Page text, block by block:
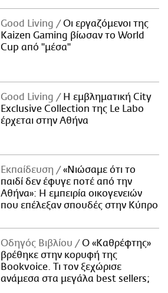
Good Living
Οι εργαζόμενοι της
Kaizen Gaming βίωσαν το World
Cup από "μέσα"
Good Living
Η εμβληματική City
Exclusive Collection της Le Labo
έρχεται στην Αθήνα
Εκπαίδευση
«Νιώσαμε ότι το
παιδί δεν έφυγε ποτέ από την
Αθήνα»: Η εμπειρία οικογενειών
που επέλεξαν σπουδές στην Κύπρο
Οδηγός Βιβλίου
Ο «Καθρέφτης»
βρέθηκε στην κορυφή της
Bookvoice. Τι τον ξεχώρισε
ανάμεσα στα μεγάλα best sellers;